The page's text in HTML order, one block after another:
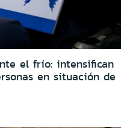
el frío: intensifican
en situación de